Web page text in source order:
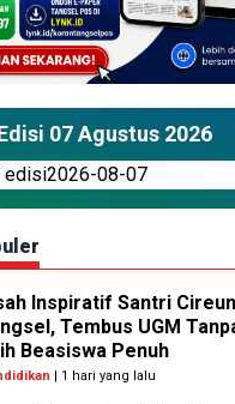
07 Agustus 2026
Inspiratif Santri
Tembus UGM
Beasiswa Penuh
| 1 hari yang lalu